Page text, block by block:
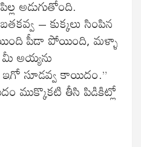
అడుగుతోంది.
– కుక్కలు సింపిన
పీడా పోయింది, మళ్ళా
మీ అయ్యను
ఇగో సూడవ్వ కాయిదం.”
ముక్కొకటి తీసి పిడికిట్లో